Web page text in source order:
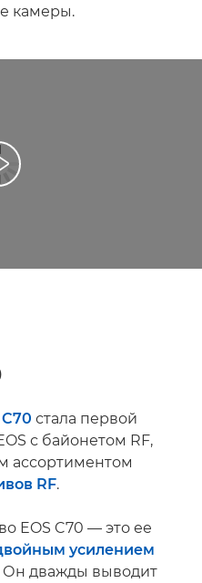
камеры.
видео
C70 стала первой
с байонетом RF,
ассортиментом
RF.
EOS C70 — это ее
усилением
дважды выводит